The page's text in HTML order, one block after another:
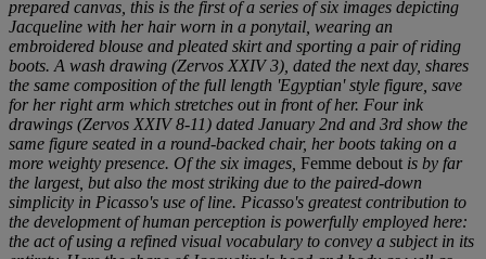
prepared canvas, this is the first of a series of six images depicting
Jacqueline with her hair worn in a ponytail, wearing an
embroidered blouse and pleated skirt and sporting a pair of riding
boots. A wash drawing (Zervos XXIV 3), dated the next day, shares
the same composition of the full length 'Egyptian' style figure, save
for her right arm which stretches out in front of her. Four ink
drawings (Zervos XXIV 8-11) dated January 2nd and 3rd show the
same figure seated in a round-backed chair, her boots taking on a
more weighty presence. Of the six images, Femme debout is by far
the largest, but also the most striking due to the paired-down
simplicity in Picasso's use of line. Picasso's greatest contribution to
the development of human perception is powerfully employed here:
the act of using a refined visual vocabulary to convey a subject in its